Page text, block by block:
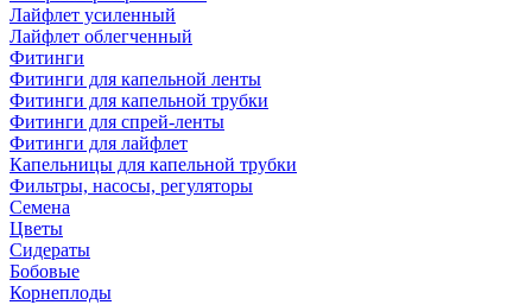
Лайфлет усиленный
Лайфлет облегченный
Фитинги
Фитинги для капельной ленты
Фитинги для капельной трубки
Фитинги для спрей-ленты
Фитинги для лайфлет
Капельницы для капельной трубки
Фильтры, насосы, регуляторы
Семена
Цветы
Сидераты
Бобовые
Корнеплоды